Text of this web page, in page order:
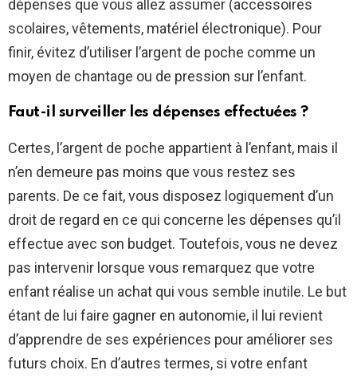
dépenses que vous allez assumer (accessoires
scolaires, vêtements, matériel électronique). Pour
finir, évitez d’utiliser l’argent de poche comme un
moyen de chantage ou de pression sur l’enfant.
Faut-il surveiller les dépenses effectuées ?
Certes, l’argent de poche appartient à l’enfant, mais il
n’en demeure pas moins que vous restez ses
parents. De ce fait, vous disposez logiquement d’un
droit de regard en ce qui concerne les dépenses qu’il
effectue avec son budget. Toutefois, vous ne devez
pas intervenir lorsque vous remarquez que votre
enfant réalise un achat qui vous semble inutile. Le but
étant de lui faire gagner en autonomie, il lui revient
d’apprendre de ses expériences pour améliorer ses
futurs choix. En d’autres termes, si votre enfant